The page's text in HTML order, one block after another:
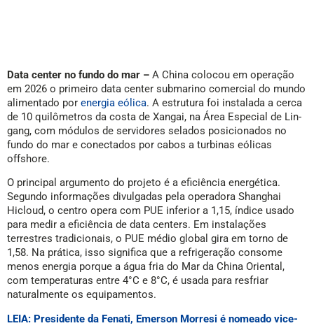
Data center no fundo do mar – A China colocou em operação
em 2026 o primeiro data center submarino comercial do mundo
alimentado por energia eólica. A estrutura foi instalada a cerca
de 10 quilômetros da costa de Xangai, na Área Especial de Lin-
gang, com módulos de servidores selados posicionados no
fundo do mar e conectados por cabos a turbinas eólicas
offshore.
O principal argumento do projeto é a eficiência energética.
Segundo informações divulgadas pela operadora Shanghai
Hicloud, o centro opera com PUE inferior a 1,15, índice usado
para medir a eficiência de data centers. Em instalações
terrestres tradicionais, o PUE médio global gira em torno de
1,58. Na prática, isso significa que a refrigeração consome
menos energia porque a água fria do Mar da China Oriental,
com temperaturas entre 4°C e 8°C, é usada para resfriar
naturalmente os equipamentos.
LEIA: Presidente da Fenati, Emerson Morresi é nomeado vice-